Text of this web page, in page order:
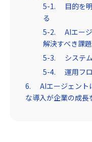
目的を
る
AIエー
解決すべき課
システ
運用フ
AIエージェント
な導入が企業の成長